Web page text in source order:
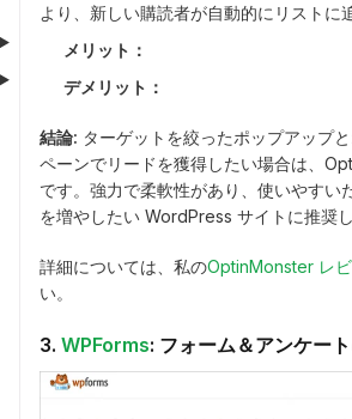
より、新しい購読者が自動的にリストに
メリット：
デメリット：
結論: ターゲットを絞ったポップアップ
ペーンでリードを獲得したい場合は、
です。強力で柔軟性があり、使いやすい
を増やしたい WordPress サイトに推奨し
詳細については、私のOptinMonster レ
い。
3. WPForms: フォーム＆アンケー